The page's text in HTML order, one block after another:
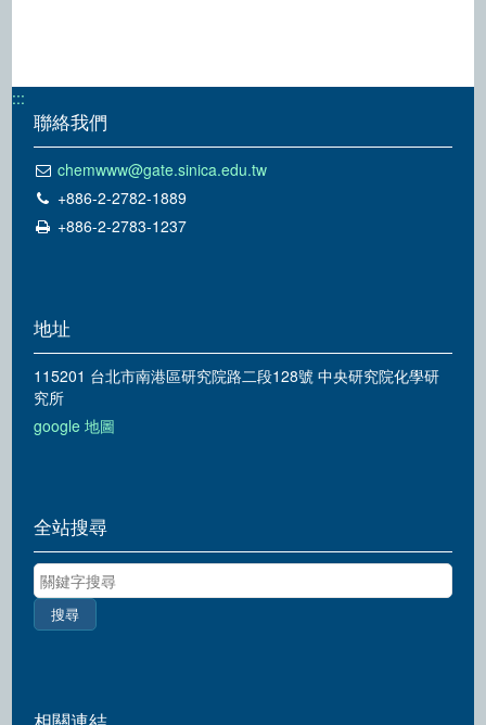
:::
聯絡我們
chemwww@gate.sinica.edu.tw
+886-2-2782-1889
+886-2-2783-1237
地址
115201 台北市南港區研究院路二段128號 中央研究院化學研
究所
google 地圖
全站搜尋
關鍵字搜尋